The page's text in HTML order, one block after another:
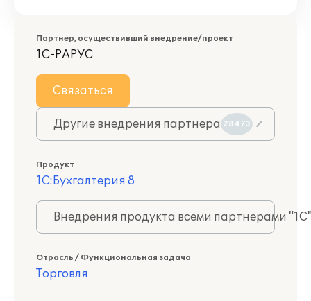
Партнер, осуществивший внедрение/проект
1С-РАРУС
Связаться
Другие внедрения партнера 28473
Продукт
1С:Бухгалтерия 8
Внедрения продукта всеми партнерами
Отрасль / Функциональная задача
Торговля